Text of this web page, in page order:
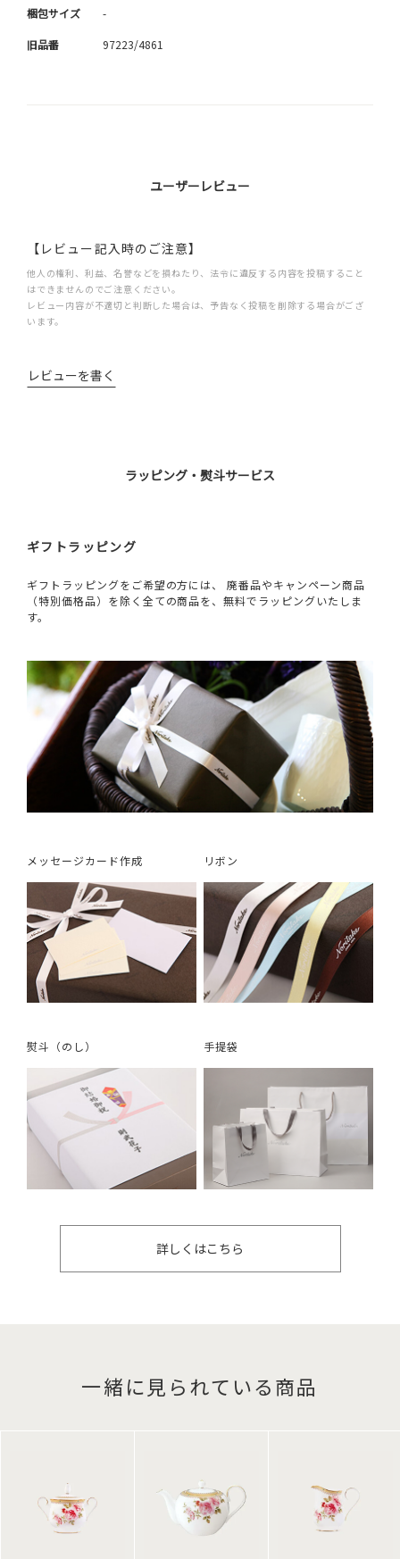
梱包サイズ -
旧品番 97223/4861
ユーザーレビュー
【レビュー記入時のご注意】
他人の権利、利益、名誉などを損ねたり、法令に違反する内容を投稿すること
はできませんのでご注意ください。
レビュー内容が不適切と判断した場合は、予告なく投稿を削除する場合がござ
います。
レビューを書く
ラッピング・熨斗サービス
ギフトラッピング
ギフトラッピングをご希望の方には、 廃番品やキャンペーン商品
（特別価格品）を除く全ての商品を、無料でラッピングいたしま
す。
メッセージカード作成 リボン
熨斗（のし） 手提袋
詳しくはこちら
一緒に見られている商品